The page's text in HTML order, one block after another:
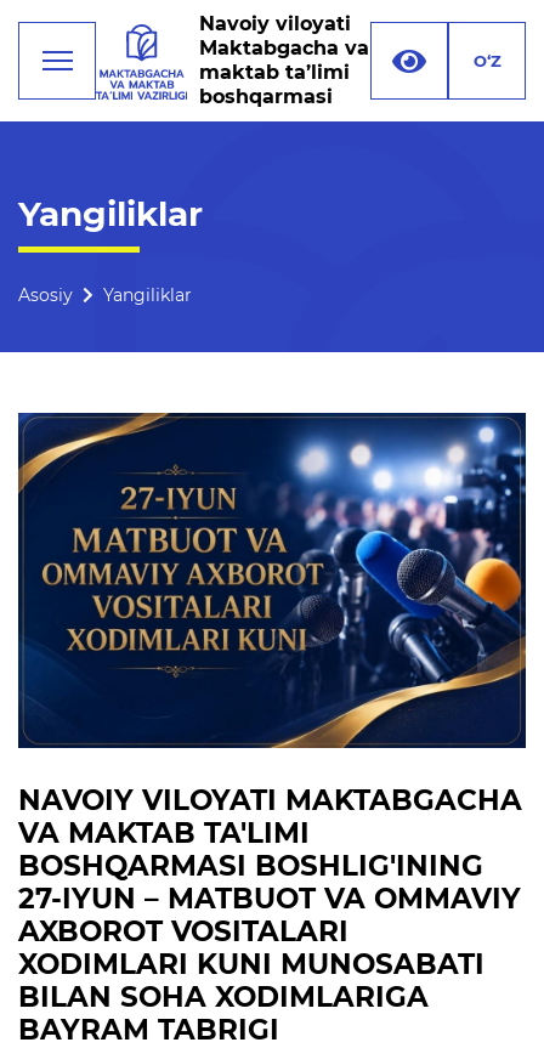
Boshqarma tuzilmasi
Xalqaro aloqalar
Ochiq majlislar o'tkazish
rejalari
Ta'lim
Ta'limga doir terminlar
Kelajak markazi
Hisobotlar
Interaktiv xizmatlar
Elektron kundalik
1-sinfga qabul
Navoiy viloyati
Maktabgacha va
maktab ta’limi
boshqarmasi
O‘Z
Yangiliklar
Asosiy Yangiliklar
NAVOIY VILOYATI MAKTABGACHA
VA MAKTAB TA'LIMI
BOSHQARMASI BOSHLIG'INING
27-IYUN – MATBUOT VA OMMAVIY
AXBOROT VOSITALARI
XODIMLARI KUNI MUNOSABATI
BILAN SOHA XODIMLARIGA
BAYRAM TABRIGI